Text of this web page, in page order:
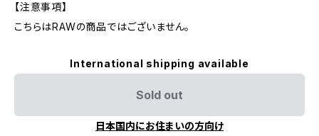
【注意事項】
こちらはRAWの商品ではございません。
International shipping available
Sold out
日本国内にお住まいの方向け